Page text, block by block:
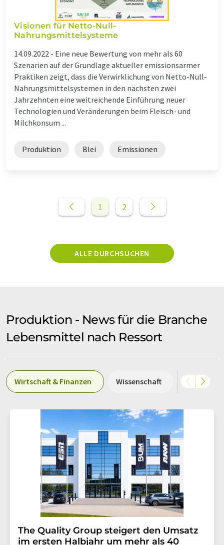
Visionen für Netto-Null-
Nahrungsmittelsysteme
14.09.2022 - Eine neue Bewertung von mehr als 60
Szenarien auf der Grundlage aktueller emissionsarmer
Praktiken zeigt, dass die Verwirklichung von Netto-Null-
Nahrungsmittelsystemen in den nächsten zwei
Jahrzehnten eine weitreichende Einführung neuer
Technologien und Veränderungen beim Fleisch- und
Milchkonsum ...
Produktion Blei Emissionen
1 2
ALLE DURCHSUCHEN
Produktion - News für die Branche
Lebensmittel nach Ressort
Wirtschaft & Finanzen Wissenschaft
The Quality Group steigert den Umsatz
im ersten Halbjahr um mehr als 40